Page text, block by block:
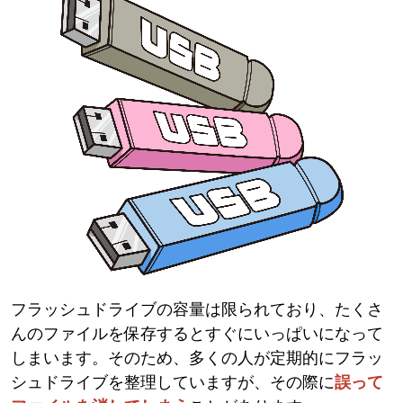
フラッシュドライブの容量は限られており、たくさ
んのファイルを保存するとすぐにいっぱいになって
しまいます。そのため、多くの人が定期的にフラッ
シュドライブを整理していますが、その際に誤って